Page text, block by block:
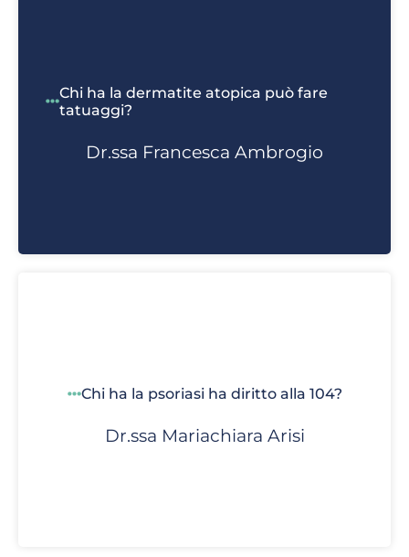
Chi ha la dermatite atopica può fare
tatuaggi?
Dr.ssa Francesca Ambrogio
Chi ha la psoriasi ha diritto alla 104?
Dr.ssa Mariachiara Arisi